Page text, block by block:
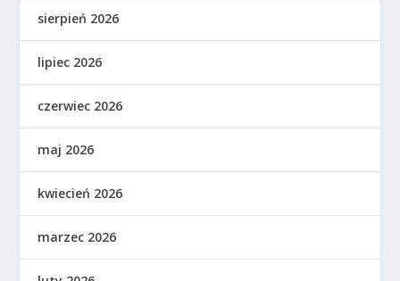
sierpień 2026
lipiec 2026
czerwiec 2026
maj 2026
kwiecień 2026
marzec 2026